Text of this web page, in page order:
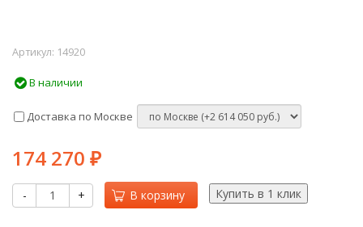
Артикул: 14920
В наличии
Доставка по Москве
174 270 ₽
- + В корзину